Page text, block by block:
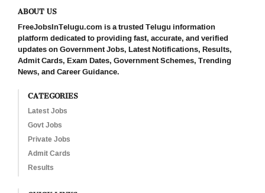
ABOUT US
FreeJobsInTelugu.com is a trusted Telugu information
platform dedicated to providing fast, accurate, and verified
updates on Government Jobs, Latest Notifications, Results,
Admit Cards, Exam Dates, Government Schemes, Trending
News, and Career Guidance.
CATEGORIES
Latest Jobs
Govt Jobs
Private Jobs
Admit Cards
Results